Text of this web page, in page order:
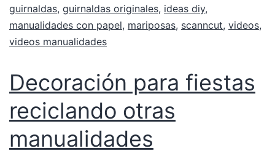
guirnaldas, guirnaldas originales, ideas diy,
manualidades con papel, mariposas, scanncut, videos,
videos manualidades
Decoración para fiestas
reciclando otras
manualidades